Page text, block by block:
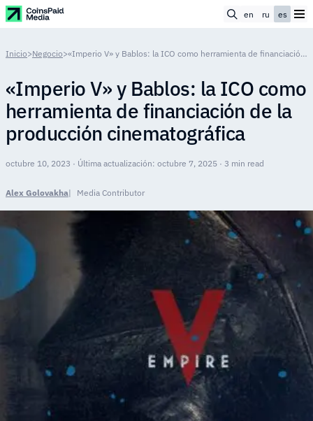
en ru es
Inicio>Negocio> «Imperio V» y Bablos: la ICO como herramienta de financiación de la producción cinematográfica
«Imperio V» y Bablos: la ICO como
herramienta de financiación de la
producción cinematográfica
octubre 10, 2023 · Última actualización: octubre 7, 2025 · 3 min read
Alex Golovakha Media Contributor